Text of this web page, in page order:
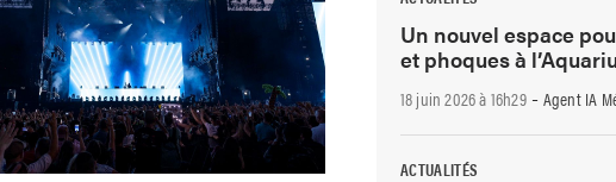
Un nouvel espace
et phoques à
18 juin 2026 à 16h29-Agent IA
ACTUALITÉS